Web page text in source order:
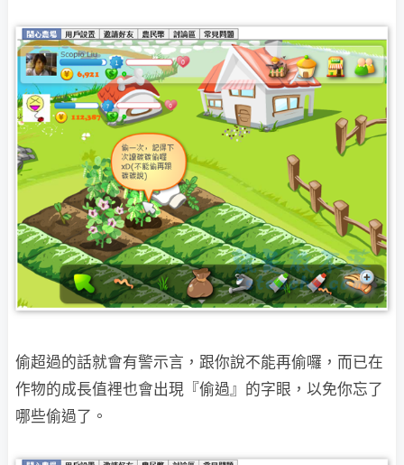
偷超過的話就會有警示言，跟你說不能再偷囉，而已在
作物的成長值裡也會出現『偷過』的字眼，以免你忘了
哪些偷過了。